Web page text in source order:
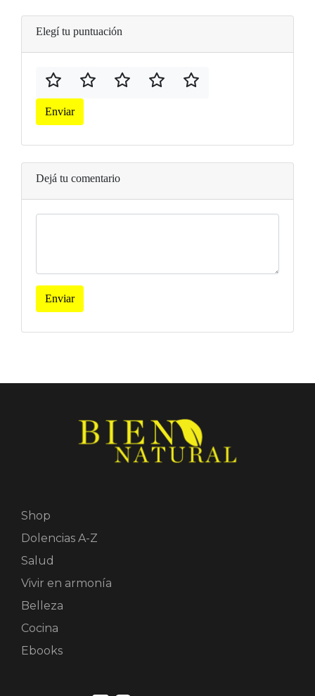
Elegí tu puntuación
Enviar
Dejá tu comentario
Enviar
Shop
Dolencias A-Z
Salud
Vivir en armonía
Belleza
Cocina
Ebooks